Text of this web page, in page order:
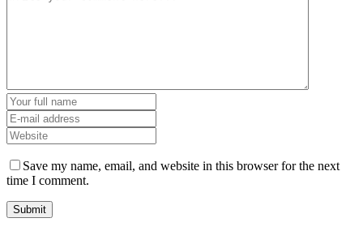
Save my name, email, and website in this browser for the next
time I comment.